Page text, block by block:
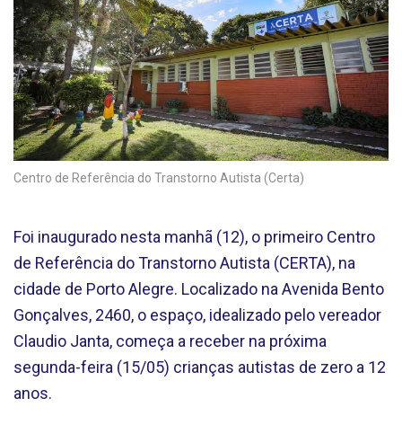
Centro de Referência do Transtorno Autista (Certa)
Foi inaugurado nesta manhã (12), o primeiro Centro
de Referência do Transtorno Autista (CERTA), na
cidade de Porto Alegre. Localizado na Avenida Bento
Gonçalves, 2460, o espaço, idealizado pelo vereador
Claudio Janta, começa a receber na próxima
segunda-feira (15/05) crianças autistas de zero a 12
anos.